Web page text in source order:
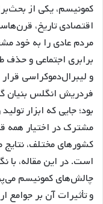
کمونیسم، یکی از
اقتصادی تاریخ،
مردم عادی را به خود
برابری اجتماعی و حذف
و لیبرال‌دموکراسی
فردریش انگلس بنیان
بود؛ جایی که ابزار
مشترک در اختیار همه
کشورهای مختلف، نتایج
است. در این مقاله، با
چالش‌های کمونیسم
و تأثیرات آن بر جوامع